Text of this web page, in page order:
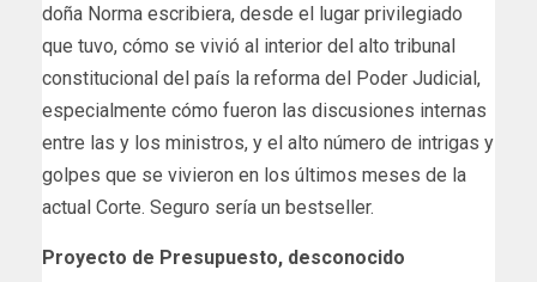
doña Norma escribiera, desde el lugar privilegiado
que tuvo, cómo se vivió al interior del alto tribunal
constitucional del país la reforma del Poder Judicial,
especialmente cómo fueron las discusiones internas
entre las y los ministros, y el alto número de intrigas y
golpes que se vivieron en los últimos meses de la
actual Corte. Seguro sería un bestseller.
Proyecto de Presupuesto, desconocido